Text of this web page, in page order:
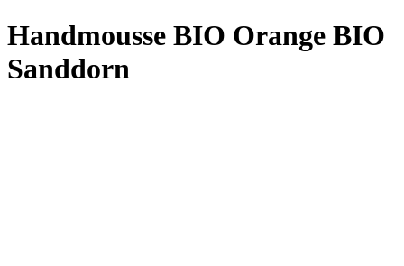
Handmousse BIO Orange BIO
Sanddorn